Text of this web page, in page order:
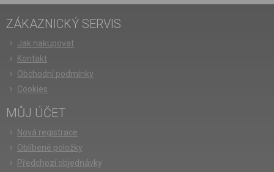
ZÁKAZNICKÝ SERVIS
Jak nakupovat
Kontakt
Obchodní podmínky
Cookies
MŮJ ÚČET
Nová registrace
Oblíbené položky
Předchozí objednávky